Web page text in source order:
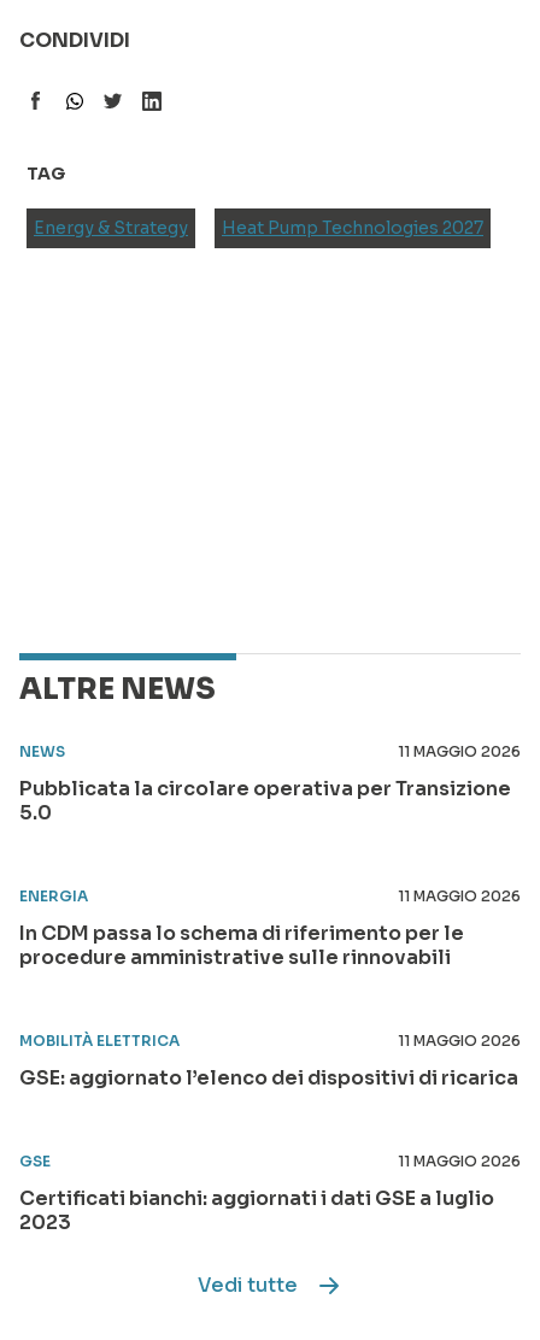
CONDIVIDI
TAG
Energy & Strategy Heat Pump Technologies 2027
ALTRE NEWS
NEWS 11 MAGGIO 2026
Pubblicata la circolare operativa per Transizione
5.0
ENERGIA 11 MAGGIO 2026
In CDM passa lo schema di riferimento per le
procedure amministrative sulle rinnovabili
MOBILITÀ ELETTRICA 11 MAGGIO 2026
GSE: aggiornato l’elenco dei dispositivi di ricarica
GSE 11 MAGGIO 2026
Certificati bianchi: aggiornati i dati GSE a luglio
2023
Vedi tutte